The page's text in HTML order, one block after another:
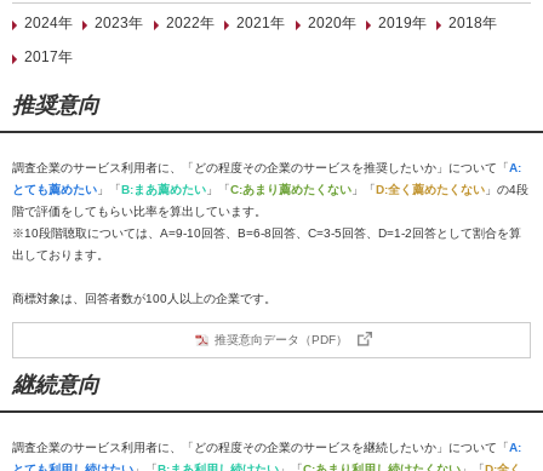
2024年
2023年 2022年 2021年 2020年 2019年
2018年
2017年
推奨意向
調査企業のサービス利用者に、「どの程度その企業のサービスを推奨したいか」について「A:
とても薦めたい 」「B:まあ薦めたい 」「C:あまり薦めたくない 」「D:全く薦めたくない 」の4段
階で評価をしてもらい比率を算出しています。
※10段階聴取については、A=9-10回答、B=6-8回答、C=3-5回答、D=1-2回答として割合を算
出しております。
商標対象は、回答者数が100人以上の企業です。
推奨意向データ（PDF）
継続意向
調査企業のサービス利用者に、「どの程度その企業のサービスを継続したいか」について「A: